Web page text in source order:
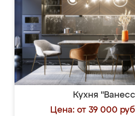
Кухня
Цена: от 39 000